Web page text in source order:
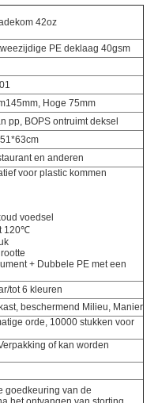
42oz
PE deklaag 40gsm
Hoge 75mm
pp, BOPS ontruimt deksel
en anderen
voor plastic kommen
voedsel
120℃
+ Dubbele PE met een
tot 6 kleuren
beschermend Milieu, Manier
orde, 10000 stukken voor
of kan worden
goedkeuring van de